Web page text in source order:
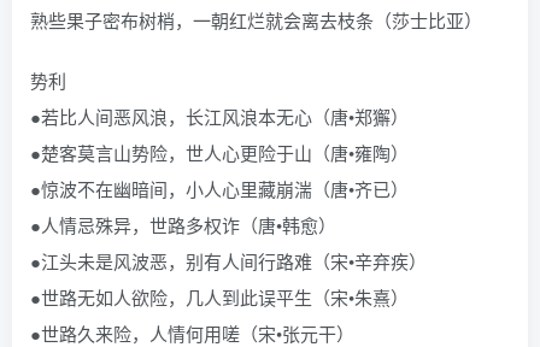
熟些果子密布树梢，一朝红烂就会离去枝条（莎士比亚）
势利
●若比人间恶风浪，长江风浪本无心（唐•郑獬）
●楚客莫言山势险，世人心更险于山（唐•雍陶）
●惊波不在幽暗间，小人心里藏崩湍（唐•齐已）
●人情忌殊异，世路多权诈（唐•韩愈）
●江头未是风波恶，别有人间行路难（宋•辛弃疾）
●世路无如人欲险，几人到此误平生（宋•朱熹）
●世路久来险，人情何用嗟（宋•张元干）